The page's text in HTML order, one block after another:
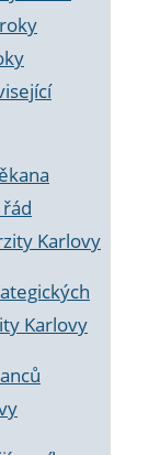
Karlovy
Karlovy